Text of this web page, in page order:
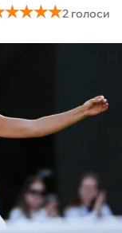
★★★★
★★★★2 голоси